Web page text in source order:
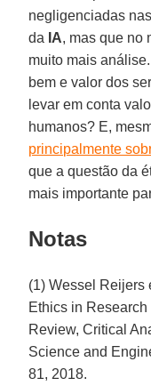
negligenciadas
da IA, mas que no
muito mais
bem e valor dos
levar em conta
humanos? E,
principalmente
que a questão da
mais importante
Notas
(1) Wessel Reijers
Ethics in
Review, Critical
Science and
81, 2018.